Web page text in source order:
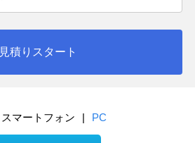
見積りスタート
スマートフォン | PC